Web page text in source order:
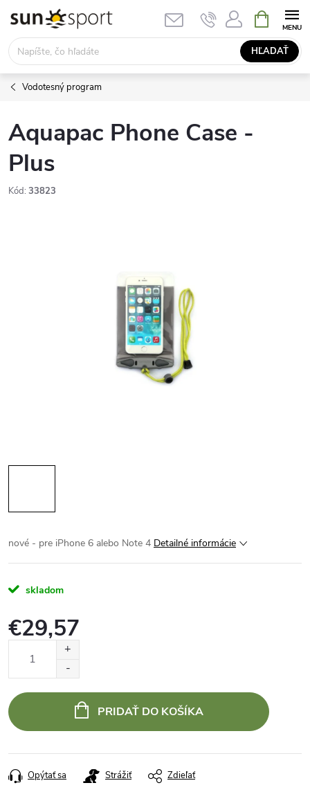
obsah
HĽADAŤ
KOŠÍK
Vodotesný program
Aquapac Phone Case -
Plus
Kód: 33823
nové - pre iPhone 6 alebo Note 4 Detailné informácie
skladom
€29,57
PRIDAŤ DO KOŠÍKA
Opýtať sa Strážiť Zdieľať